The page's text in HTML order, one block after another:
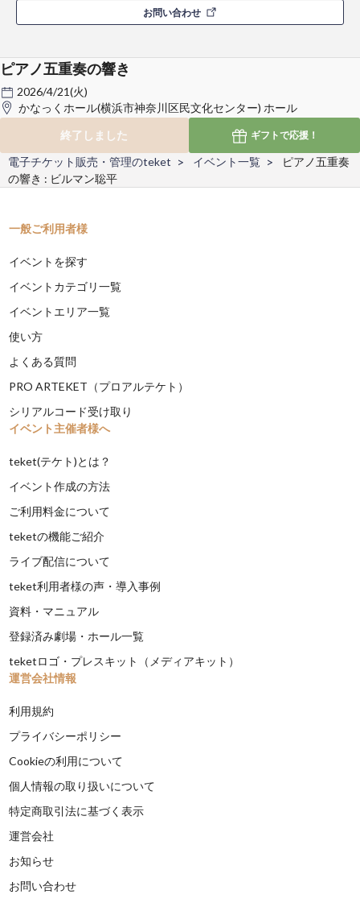
お問い合わせ
ピアノ五重奏の響き
2026/4/21(火)
かなっくホール(横浜市神奈川区民文化センター) ホール
終了しました
ギフトで応援！
電子チケット販売・管理のteket イベント一覧
ピアノ五重奏
の響き : ビルマン聡平
一般ご利用者様
イベントを探す
イベントカテゴリ一覧
イベントエリア一覧
使い方
よくある質問
PRO ARTEKET（プロアルテケト）
シリアルコード受け取り
イベント主催者様へ
teket(テケト)とは？
イベント作成の方法
ご利用料金について
teketの機能ご紹介
ライブ配信について
teket利用者様の声・導入事例
資料・マニュアル
登録済み劇場・ホール一覧
teketロゴ・プレスキット（メディアキット）
運営会社情報
利用規約
プライバシーポリシー
Cookieの利用について
個人情報の取り扱いについて
特定商取引法に基づく表示
運営会社
お知らせ
お問い合わせ